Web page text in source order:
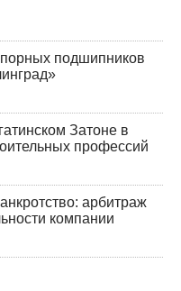
подшипников
Затоне в
профессий
арбитраж
компании